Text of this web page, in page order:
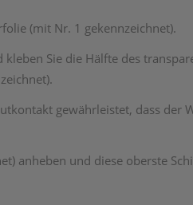
(mit Nr. 1 gekennzeichnet).
Sie die Hälfte des
gewährleistet, dass der
anheben und diese oberste